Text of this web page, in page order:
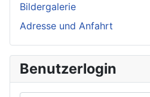
Bildergalerie
Adresse und Anfahrt
Benutzerlogin